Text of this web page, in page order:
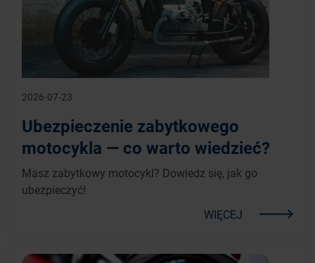
2026-07-23
Ubezpieczenie zabytkowego
motocykla — co warto wiedzieć?
Masz zabytkowy motocykl? Dowiedz się, jak go
ubezpieczyć!
WIĘCEJ